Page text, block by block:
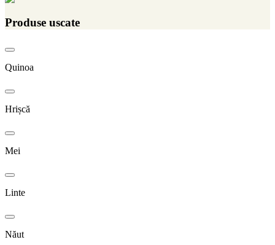
Produse uscate
Quinoa
Hrișcă
Mei
Linte
Năut